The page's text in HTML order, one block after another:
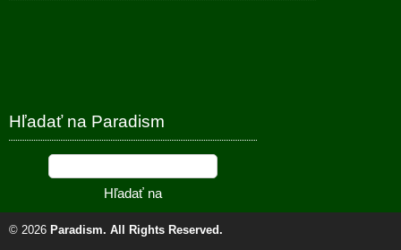
Hľadať na Paradism
© 2026 Paradism. All Rights Reserved.